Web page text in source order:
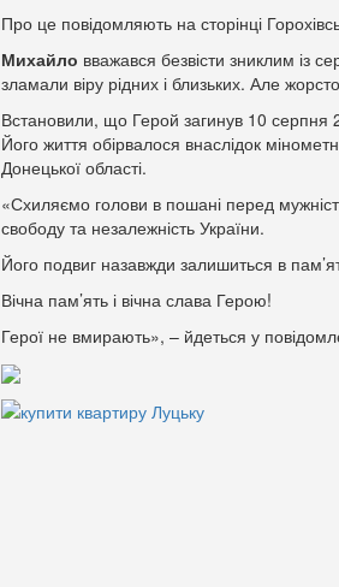
Про це повідомляють на сторінці
Михайло вважався безвісти зниклим із
зламали віру рідних і близьких. Але
Встановили, що Герой загинув 10 серпня
Його життя обірвалося внаслідок
Донецької області.
«Схиляємо голови в пошані перед
свободу та незалежність України.
Його подвиг назавжди залишиться в
Вічна пам’ять і вічна слава Герою!
Герої не вмирають», – йдеться у